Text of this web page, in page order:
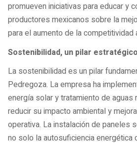
promueven iniciativas para educar y
productores mexicanos sobre la
para el aumento de la competitividad
Sostenibilidad, un pilar
La sostenibilidad es un pilar
Pedregoza. La empresa ha
energía solar y tratamiento de aguas
reducir su impacto ambiental y
operativa. La instalación de paneles
no solo la autosuficiencia energética